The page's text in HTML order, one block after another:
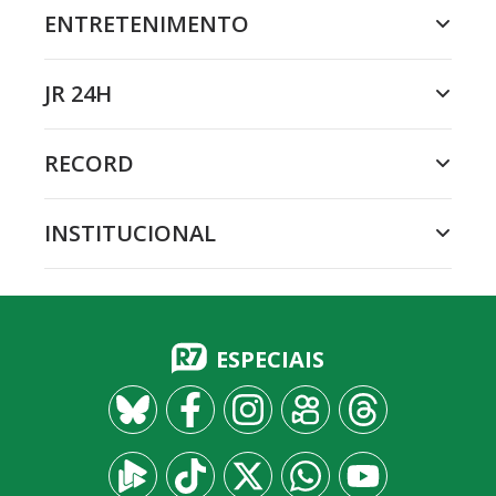
ENTRETENIMENTO
JR 24H
RECORD
INSTITUCIONAL
ESPECIAIS